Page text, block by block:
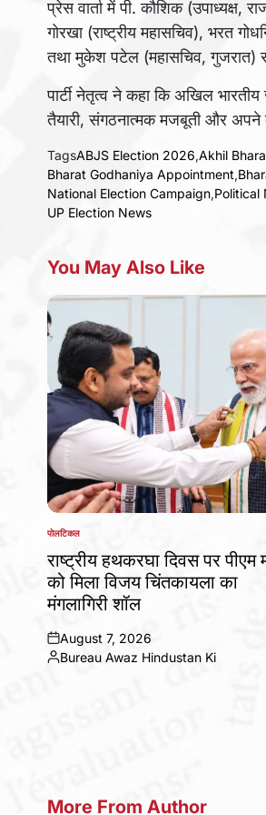
प्रेस वार्ता में पी. कौशिक (उपाध्यक्ष,
गोरखा (राष्ट्रीय महासचिव), भरत
तथा मुकेश पटेल (महासचिव, गुजरात)
पार्टी नेतृत्व ने कहा कि अखिल
तैयारी, संगठनात्मक मजबूती और अपने
TagsABJS Election 2026,Akhil
Bharat Godhaniya Appointment,
National Election Campaign,Political
UP Election News
You May Also Like
POSTED
पोलटिकल
राष्ट्रीय हथकरघा दिवस पर पीएम
को मिला विजय चिंतकायला का
मंगलागिरी शॉल
on
August 7, 2026
Posted
Bureau Awaz Hindustan Ki
More From Author